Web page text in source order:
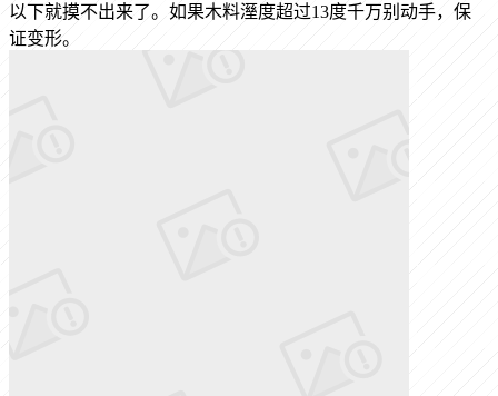
以下就摸不出来了。如果木料溼度超过13度千万别动手，保
证变形。